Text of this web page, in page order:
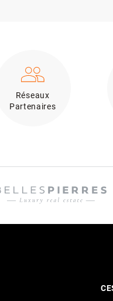
Réseaux
Partenaires